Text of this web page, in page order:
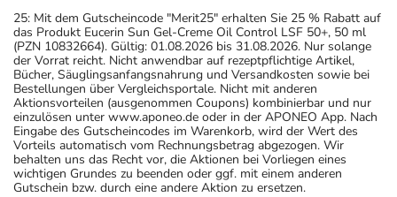
25: Mit dem Gutscheincode "Merit25" erhalten Sie 25 % Rabatt auf
das Produkt Eucerin Sun Gel-Creme Oil Control LSF 50+, 50 ml
(PZN 10832664). Gültig: 01.08.2026 bis 31.08.2026. Nur solange
der Vorrat reicht. Nicht anwendbar auf rezeptpflichtige Artikel,
Bücher, Säuglingsanfangsnahrung und Versandkosten sowie bei
Bestellungen über Vergleichsportale. Nicht mit anderen
Aktionsvorteilen (ausgenommen Coupons) kombinierbar und nur
einzulösen unter www.aponeo.de oder in der APONEO App. Nach
Eingabe des Gutscheincodes im Warenkorb, wird der Wert des
Vorteils automatisch vom Rechnungsbetrag abgezogen. Wir
behalten uns das Recht vor, die Aktionen bei Vorliegen eines
wichtigen Grundes zu beenden oder ggf. mit einem anderen
Gutschein bzw. durch eine andere Aktion zu ersetzen.